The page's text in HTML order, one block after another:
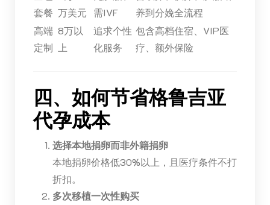
套餐 万美元
需IVF
养到分娩全流程
高端
定制
8万以
上
追求个性
化服务
包含高档住宿、VIP医
疗、额外保险
四、如何节省格鲁吉亚
代孕成本
选择本地捐卵而非外籍捐卵
本地捐卵价格低30%以上，且医疗条件不打
折扣。
多次移植一次性购买